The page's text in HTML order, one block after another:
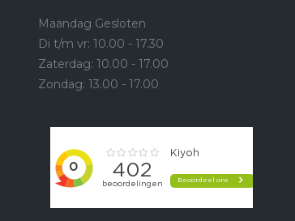
Maandag Gesloten
Di t/m vr: 10.00 - 17.30
Zaterdag: 10.00 - 17.00
Zondag: 13.00 - 17.00